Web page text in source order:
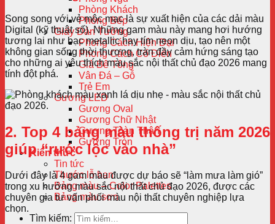
Phòng Khách
Phòng Bếp
Giấy Dán Tường
Phong Cách Hiện Đại
Phong Cách Cổ Điển
Giả Bê Tông
Vân Đá – Gỗ
Trẻ Em
Gương LED
Gương Oval
Gương Chữ Nhật
Gương Toàn Thân
Gương Tròn
Kiến thức
Tin tức
Thước lỗ ban
Bảng màu – Color Palettes
Bảng màu sơn
Tìm kiếm:
Song song với vẻ mộc mạc là sự xuất hiện của các dải màu
Digital (kỹ thuật số). Những gam màu này mang hơi hướng
tương lai như bạc metallic hay tím neon dịu, tạo nên một
không gian sống thời thượng, tràn đầy cảm hứng sáng tạo
cho những ai yêu thích màu sắc nội thất chủ đạo 2026 mang
tính đột phá.
2. Top 4 bảng màu thống trị năm 2026
giúp “rước lộc vào nhà”
Dưới đây là 4 gam màu được dự báo sẽ “làm mưa làm gió”
trong xu hướng màu sắc nội thất chủ đạo 2026, được các
chuyên gia tư vấn phối màu nội thất chuyên nghiệp lựa
chọn.